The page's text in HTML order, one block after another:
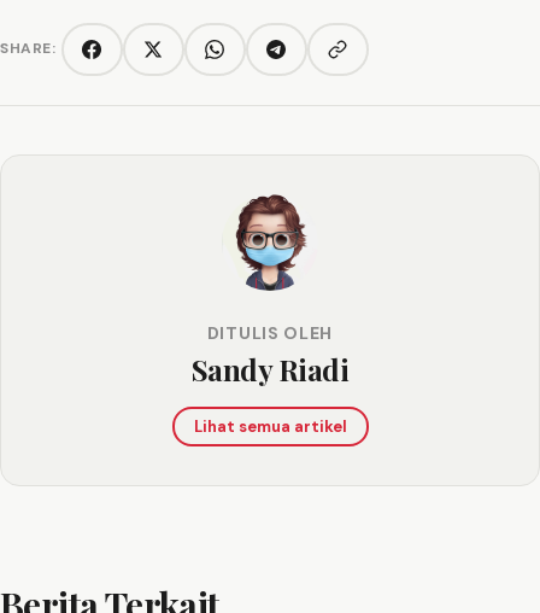
SHARE: FacebookTwitter/XWhatsAppTelegramCopy link
DITULIS OLEH
Sandy Riadi
Lihat semua artikel